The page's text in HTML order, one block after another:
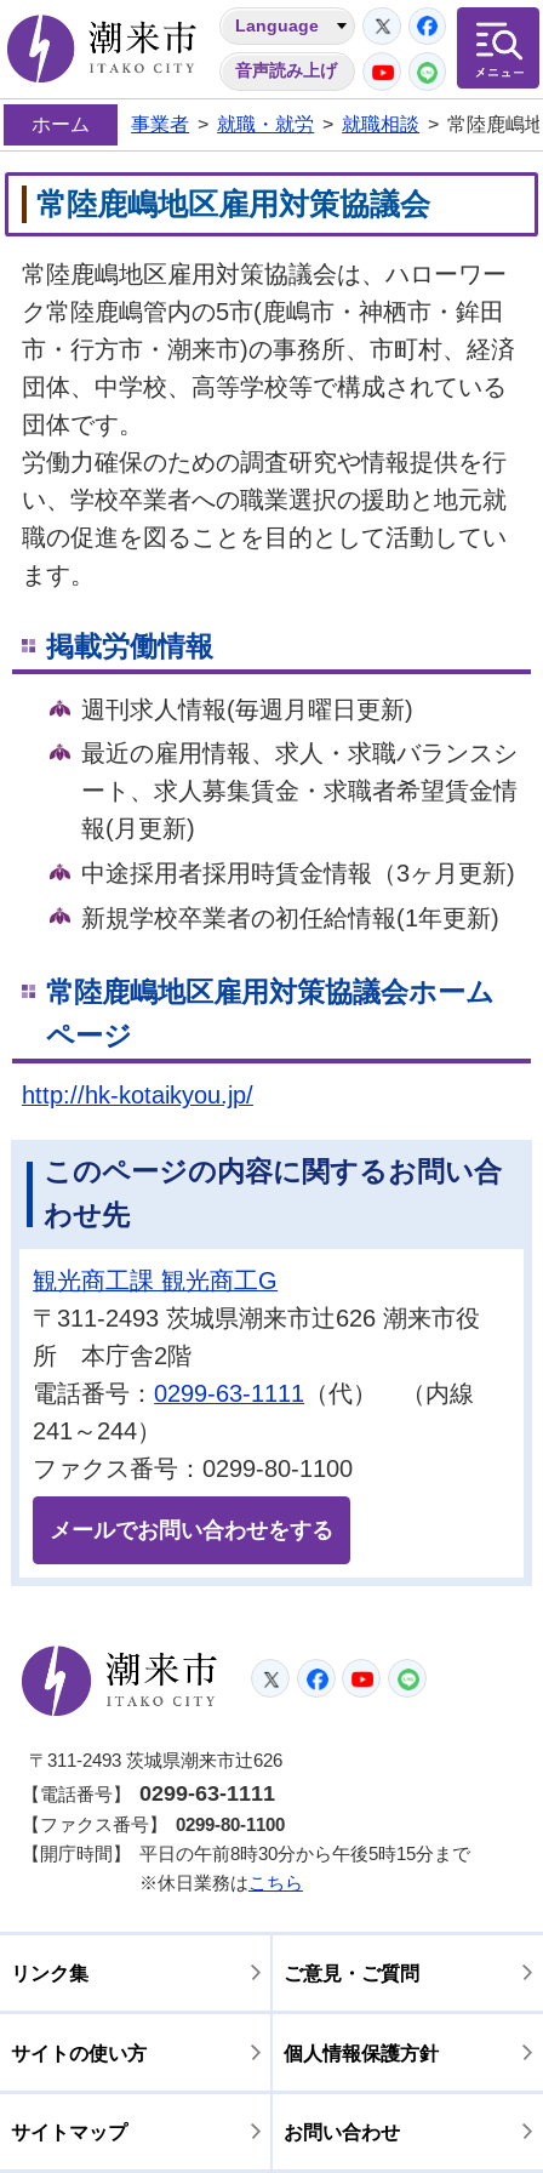
潮来市
Language
音声読み上げ
Twitter
YouTube
LINE
ホーム 事業者 > 就職・就労 > 就職相談 > 常陸鹿嶋
常陸鹿嶋地区雇用対策協議会
常陸鹿嶋地区雇用対策協議会は、ハローワー
ク常陸鹿嶋管内の5市(鹿嶋市・神栖市・鉾田
市・行方市・潮来市)の事務所、市町村、経済
団体、中学校、高等学校等で構成されている
団体です。
労働力確保のための調査研究や情報提供を行
い、学校卒業者への職業選択の援助と地元就
職の促進を図ることを目的として活動してい
ます。
掲載労働情報
週刊求人情報(毎週月曜日更新)
最近の雇用情報、求人・求職バランスシ
ート、求人募集賃金・求職者希望賃金情
報(月更新)
中途採用者採用時賃金情報（3ヶ月更新)
新規学校卒業者の初任給情報(1年更新)
常陸鹿嶋地区雇用対策協議会ホーム
ページ
http://hk-kotaikyou.jp/
このページの内容に関するお問い合
わせ先
観光商工課 観光商工G
〒311-2493 茨城県潮来市辻626 潮来市役
所 本庁舎2階
電話番号：0299-63-1111 （代） （内線
241～244）
ファクス番号：0299-80-1100
メールでお問い合わせをする
潮来市
TwitterFacebook
YouTube
〒311-2493 茨城県潮来市辻626
【電話番号】
0299-63-1111
【ファクス番号】
0299-80-1100
【開庁時間】
平日の午前8時30分から午後5時15分まで
※休日業務はこちら
リンク集 ご意見・ご質問
サイトの使い方 個人情報保護方針
サイトマップ お問い合わせ